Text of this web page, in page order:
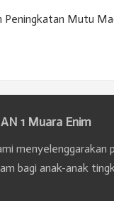
Mutu
1 Muara Enim
menyelenggarakan
bagi anak-anak